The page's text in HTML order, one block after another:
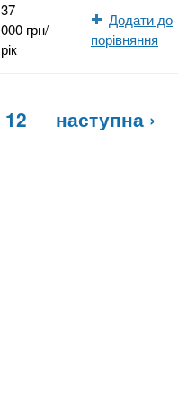
37
000 грн/
рік
Додати до
порівняння
12
наступна ›